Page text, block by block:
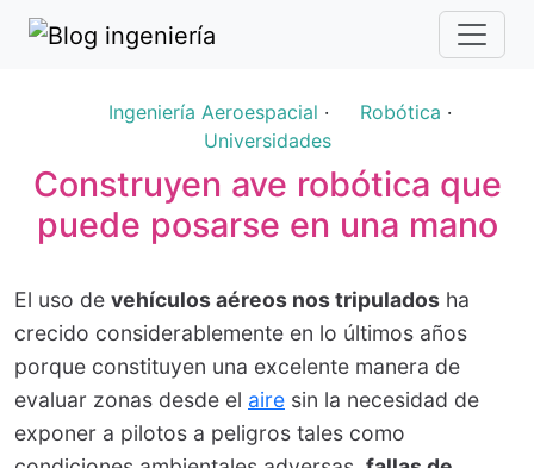
Ingeniería Aeroespacial · Robótica ·
Universidades
Construyen ave robótica que
puede posarse en una mano
El uso de vehículos aéreos nos tripulados ha
crecido considerablemente en lo últimos años
porque constituyen una excelente manera de
evaluar zonas desde el aire sin la necesidad de
exponer a pilotos a peligros tales como